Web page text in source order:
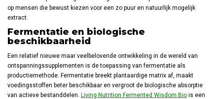
op mensen die bewust kiezen voor een zo puur en natuurlijk mogelijk
extract.
Fermentatie en biologische
beschikbaarheid
Een relatief nieuwe maar veelbelovende ontwikkeling in de wereld van
ontspanningssupplementen is de toepassing van fermentatie als
productiemethode. Fermentatie breekt plantaardige matrix af, maakt
voedingsstoffen beter beschikbaar en vergroot de biologische absorptie
van actieve bestanddelen. Living Nutrition Fermented Wisdom Bio is een